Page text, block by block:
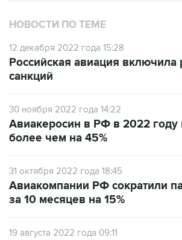
НОВОСТИ ПО ТЕМЕ
12 декабря 2022 года 15:28
Российская авиация
санкций
30 ноября 2022 года 14:22
Авиакеросин в РФ в 2022 году
более чем на 45%
31 октября 2022 года 18:45
Авиакомпании РФ сократили
за 10 месяцев на 15%
19 августа 2022 года 09:11